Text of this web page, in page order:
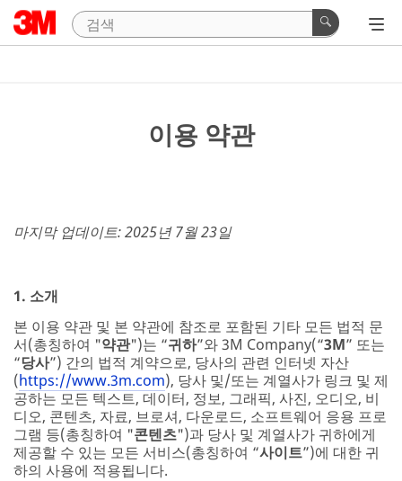
이용 약관
마지막 업데이트: 2025년 7월 23일
1. 소개
본 이용 약관 및 본 약관에 참조로 포함된 기타 모든 법적 문
서(총칭하여 "약관")는 “귀하”와 3M Company(“3M” 또는
“당사”) 간의 법적 계약으로, 당사의 관련 인터넷 자산
(https://www.3m.com), 당사 및/또는 계열사가 링크 및 제
공하는 모든 텍스트, 데이터, 정보, 그래픽, 사진, 오디오, 비
디오, 콘텐츠, 자료, 브로셔, 다운로드, 소프트웨어 응용 프로
그램 등(총칭하여 "콘텐츠")과 당사 및 계열사가 귀하에게
제공할 수 있는 모든 서비스(총칭하여 “사이트”)에 대한 귀
하의 사용에 적용됩니다.